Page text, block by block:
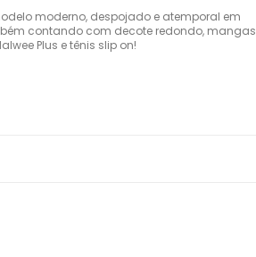
moderno, despojado e atemporal em
contando com decote redondo, mangas
Plus e tênis slip on!